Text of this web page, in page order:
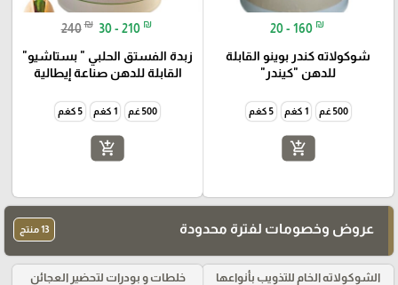
20 - 160 ₪
شوكولاته كندر بوينو القابلة
للدهن "كيندر"
500 غم 1 كغم 5 كغم
add_shopping_cart
240 ₪ 30 - 210 ₪
زبدة الفستق الحلبي " بستاشيو"
القابلة للدهن صناعة إيطالية
500 غم 1 كغم 5 كغم
add_shopping_cart
عروض وخصومات لفترة محدودة 13 منتج
الشوكولاته الخام للتذويب بأنواعها خلطات و بودرات لتحضير العجائن